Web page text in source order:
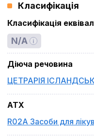
Класифікація
Класифікація
N/A
Діюча речовина
ЦЕТРАРІЯ
ATX
R02A Засоби для